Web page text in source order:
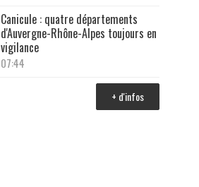
Canicule : quatre départements
d'Auvergne-Rhône-Alpes toujours en
vigilance
07:44
+ d'infos